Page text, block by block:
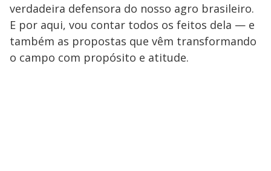
verdadeira defensora do nosso agro brasileiro.
E por aqui, vou contar todos os feitos dela — e
também as propostas que vêm transformando
o campo com propósito e atitude.